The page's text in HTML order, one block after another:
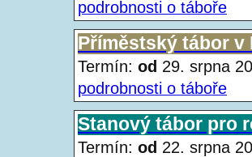
podrobnosti o táboře
Příměstský tábor v
Termín: od 29. srpna
podrobnosti o táboře
Stanový tábor pro
Termín: od 22. srpna